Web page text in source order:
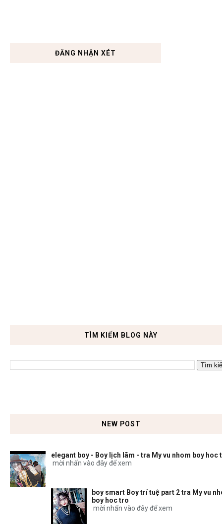
ĐĂNG NHẬN XÉT
TÌM KIẾM BLOG NÀY
NEW POST
elegant boy - Boy lịch lãm - tra My vu nhom boy hoc
mời nhấn vào đây để xem
boy smart Boy trí tuệ part 2 tra My vu
boy hoc tro
mời nhấn vào đây để xem